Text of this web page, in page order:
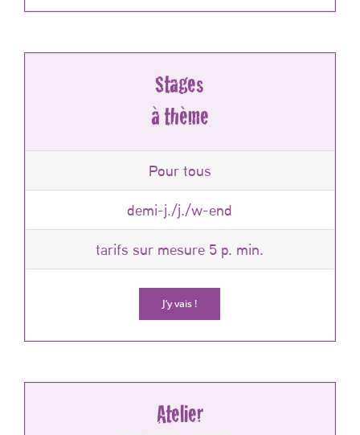
Stages
à thème
Pour tous
demi-j./j./w-end
tarifs sur mesure 5 p. min.
J’y vais !
Atelier